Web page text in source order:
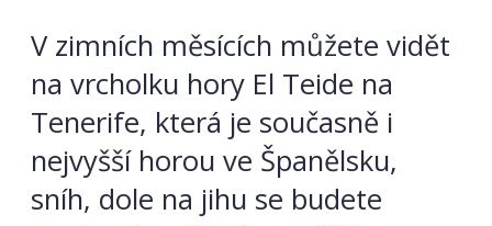
V zimních měsících můžete vidět
na vrcholku hory El Teide na
Tenerife, která je současně i
nejvyšší horou ve Španělsku,
sníh, dole na jihu se budete